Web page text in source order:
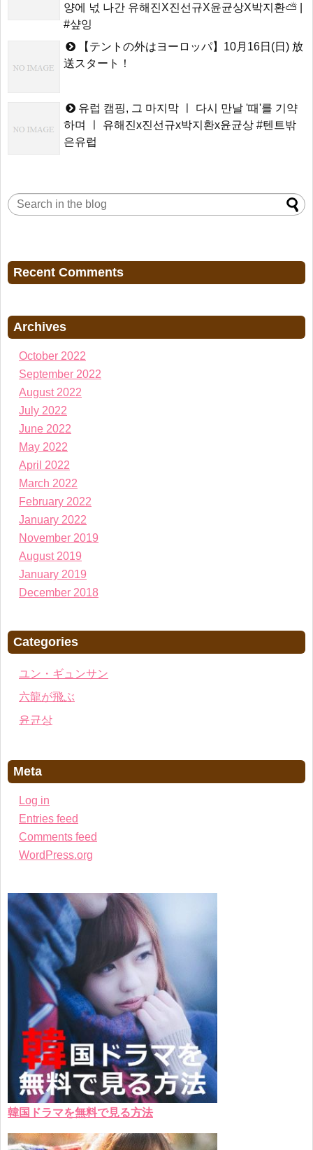
양에 넋 나간 유해진X진선규X윤균상X박지환⛅ |
#샾잉
【テントの外はヨーロッパ】10月16日(日) 放
送スタート！
유럽 캠핑, 그 마지막 ㅣ 다시 만날 '때'를 기약
하며 ㅣ 유해진x진선규x박지환x윤균상 #텐트밖
은유럽
Recent Comments
Archives
October 2022
September 2022
August 2022
July 2022
June 2022
May 2022
April 2022
March 2022
February 2022
January 2022
November 2019
August 2019
January 2019
December 2018
Categories
ユン・ギュンサン
六龍が飛ぶ
윤균상
Meta
Log in
Entries feed
Comments feed
WordPress.org
韓国ドラマを無料で見る方法